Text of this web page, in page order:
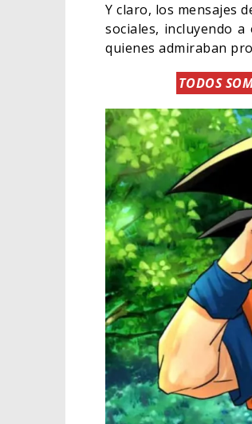
Y claro, los mensajes
sociales, incluyendo
quienes admiraban
TODOS